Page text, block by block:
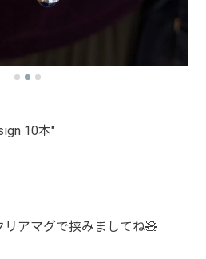
10本"
アマグで挟みましてね🧸